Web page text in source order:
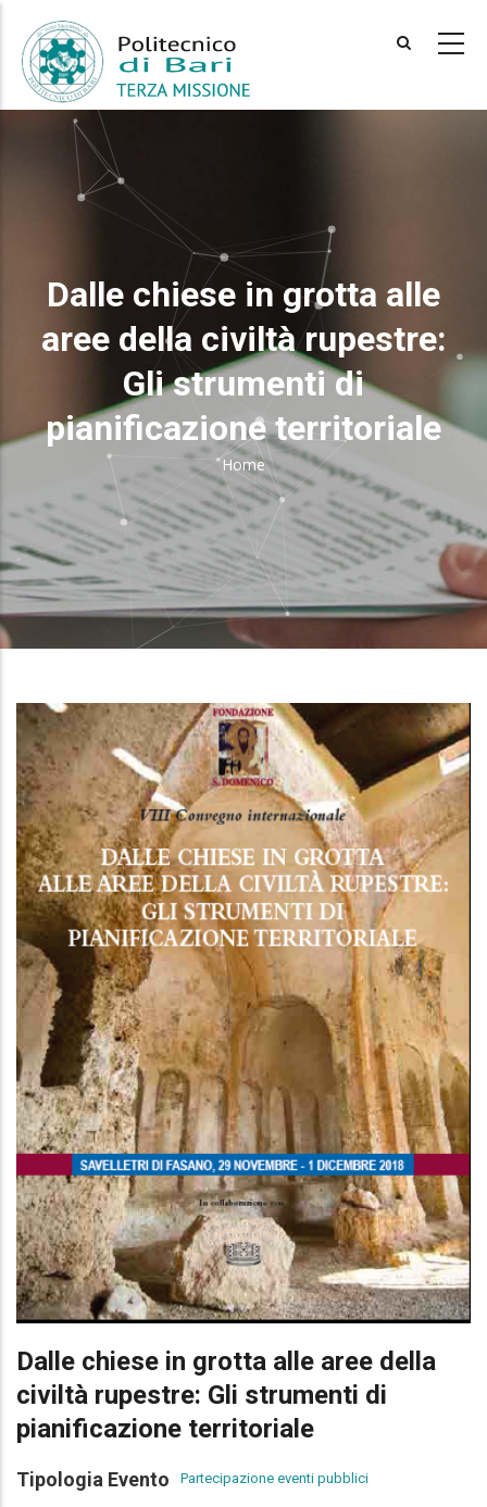
main
content
Dalle chiese in grotta alle
aree della civiltà rupestre:
Gli strumenti di
pianificazione territoriale
Breadcrumb
Home
Dalle chiese in grotta alle aree della
civiltà rupestre: Gli strumenti di
pianificazione territoriale
Tipologia Evento Partecipazione eventi pubblici